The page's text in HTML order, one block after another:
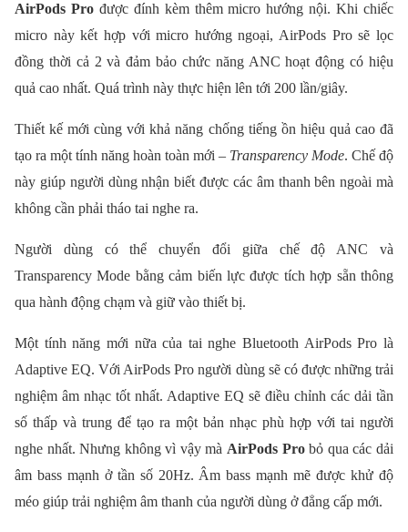
AirPods Prođược đính kèm thêm micro hướng nội. Khi chiếc
micro này kết hợp với micro hướng ngoại, AirPods Pro sẽ lọc
đồng thời cả 2 và đảm bảo chức năng ANC hoạt động có hiệu
quả cao nhất. Quá trình này thực hiện lên tới 200 lần/giây.
Thiết kế mới cùng với khả năng chống tiếng ồn hiệu quả cao đã
tạo ra một tính năng hoàn toàn mới – Transparency Mode. Chế độ
này giúp người dùng nhận biết được các âm thanh bên ngoài mà
không cần phải tháo tai nghe ra.
Người dùng có thể chuyển đổi giữa chế độ ANC và
Transparency Mode bằng cảm biến lực được tích hợp sẵn thông
qua hành động chạm và giữ vào thiết bị.
Một tính năng mới nữa của tai nghe Bluetooth AirPods Pro là
Adaptive EQ. Với AirPods Pro người dùng sẽ có được những trải
nghiệm âm nhạc tốt nhất. Adaptive EQ sẽ điều chỉnh các dải tần
số thấp và trung để tạo ra một bản nhạc phù hợp với tai người
nghe nhất. Nhưng không vì vậy mà AirPods Probỏ qua các dải
âm bass mạnh ở tần số 20Hz. Âm bass mạnh mẽ được khử độ
méo giúp trải nghiệm âm thanh của người dùng ở đẳng cấp mới.